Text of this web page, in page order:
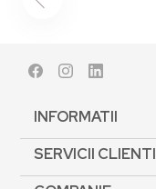
FacebookInstagram
INFORMATII
SERVICII CLIENTI